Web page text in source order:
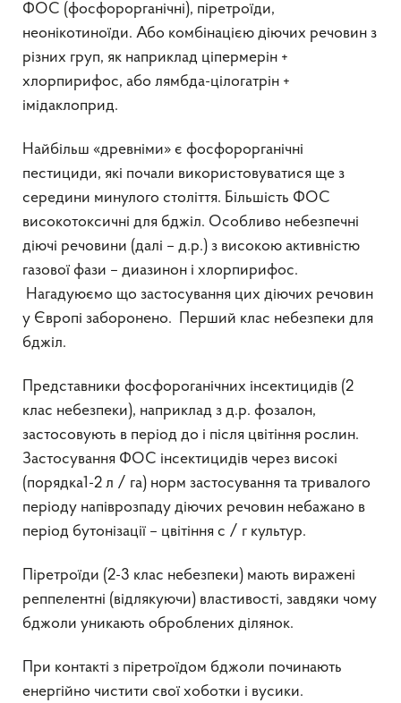
ФОС (фосфорорганічні), піретроїди,
неонікотиноїди. Або комбінацією діючих речовин з
різних груп, як наприклад ціпермерін +
хлорпирифос, або лямбда-цілогатрін +
імідаклоприд.
Найбільш «древніми» є фосфорорганічні
пестициди, які почали використовуватися ще з
середини минулого століття. Більшість ФОС
високотоксичні для бджіл. Особливо небезпечні
діючі речовини (далі – д.р.) з високою активністю
газової фази – диазинон і хлорпирифос.
Нагадуюємо що застосування цих діючих речовин
у Європі заборонено. Перший клас небезпеки для
бджіл.
Представники фосфороганічних інсектицидів (2
клас небезпеки), наприклад з д.р. фозалон,
застосовують в період до і після цвітіння рослин.
Застосування ФОС інсектицидів через високі
(порядка1-2 л / га) норм застосування та тривалого
періоду напіврозпаду діючих речовин небажано в
період бутонізації – цвітіння с / г культур.
Піретроїди (2-3 клас небезпеки) мають виражені
реппелентні (відлякуючи) властивості, завдяки чому
бджоли уникають оброблених ділянок.
При контакті з піретроїдом бджоли починають
енергійно чистити свої хоботки і вусики.